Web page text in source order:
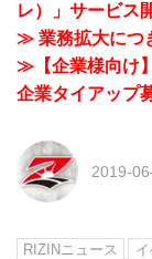
レ）」サービス
≫ 業務拡大につ
≫【企業様向け
企業タイアップ
2019-
RIZINニュース